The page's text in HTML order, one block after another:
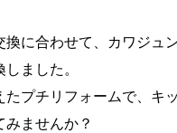
換に合わせて、カワジュ
ました。
たプチリフォームで、キ
みませんか？